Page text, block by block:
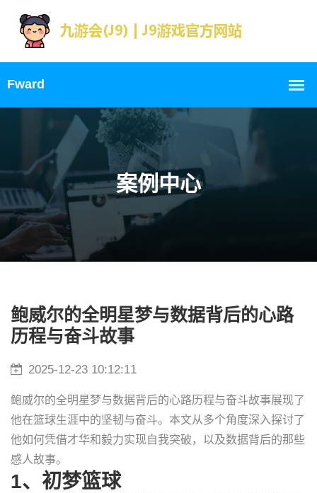
案例中心
鲍威尔的全明星梦与数据背后的心路
历程与奋斗故事
2025-12-23 10:12:11
鲍威尔的全明星梦与数据背后的心路历程与奋斗故事展现了
他在篮球生涯中的坚韧与奋斗。本文从多个角度深入探讨了
他如何凭借才华和毅力实现自我突破，以及数据背后的那些
感人故事。
1、初梦篮球